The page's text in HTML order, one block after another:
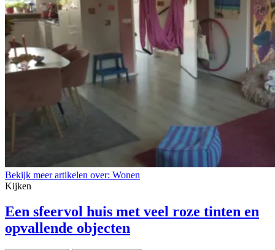
Bekijk meer artikelen over: Wonen
Kijken
Een sfeervol huis met veel roze tinten en
opvallende objecten